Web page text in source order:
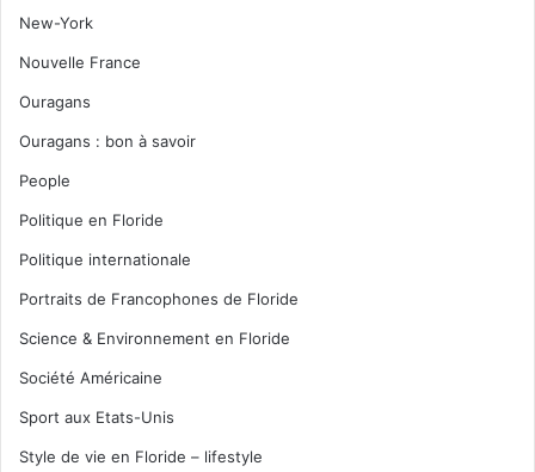
New-York
Nouvelle France
Ouragans
Ouragans : bon à savoir
People
Politique en Floride
Politique internationale
Portraits de Francophones de Floride
Science & Environnement en Floride
Société Américaine
Sport aux Etats-Unis
Style de vie en Floride – lifestyle